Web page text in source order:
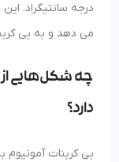
درجه سانتیگراد.
می دهد و به بی
چه شکل‌هایی از
دارد؟
بی کربنات آمونیوم